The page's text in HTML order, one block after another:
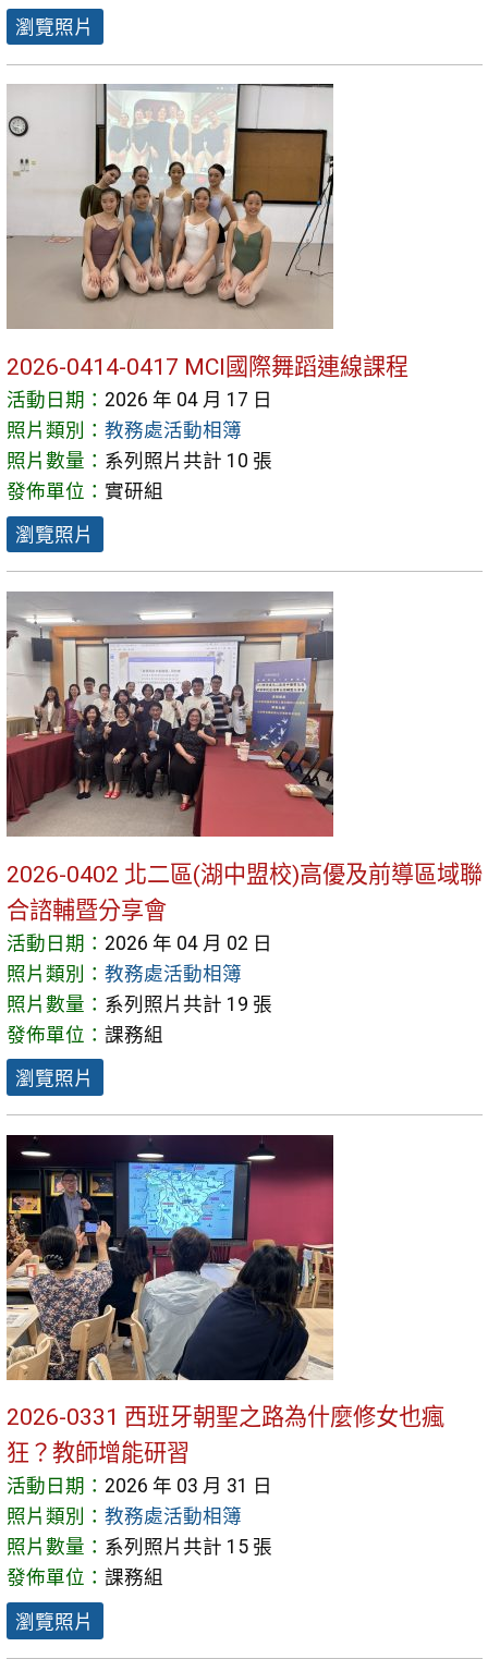
瀏覽照片
2026-0414-0417 MCI國際舞蹈連線課程
活動日期： 2026 年 04 月 17 日
照片類別： 教務處活動相簿
照片數量： 系列照片共計 10 張
發佈單位： 實研組
瀏覽照片
2026-0402 北二區(湖中盟校)高優及前導區域聯
合諮輔暨分享會
活動日期： 2026 年 04 月 02 日
照片類別： 教務處活動相簿
照片數量： 系列照片共計 19 張
發佈單位： 課務組
瀏覽照片
2026-0331 西班牙朝聖之路為什麼修女也瘋
狂？教師增能研習
活動日期： 2026 年 03 月 31 日
照片類別： 教務處活動相簿
照片數量： 系列照片共計 15 張
發佈單位： 課務組
瀏覽照片